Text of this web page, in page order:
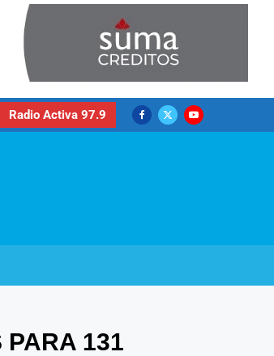
Radio Activa 97.9
PARA 131